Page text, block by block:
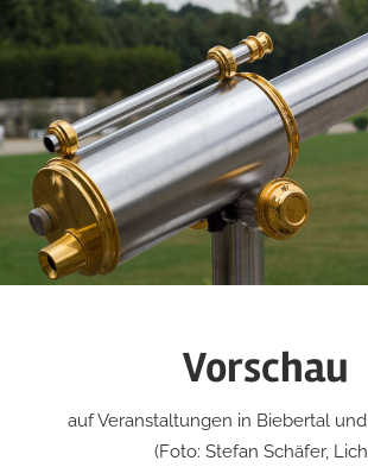
Zum
Inhalt
springen
Vorschau
auf Veranstaltungen in Biebertal
(Foto: Stefan Schäfer,